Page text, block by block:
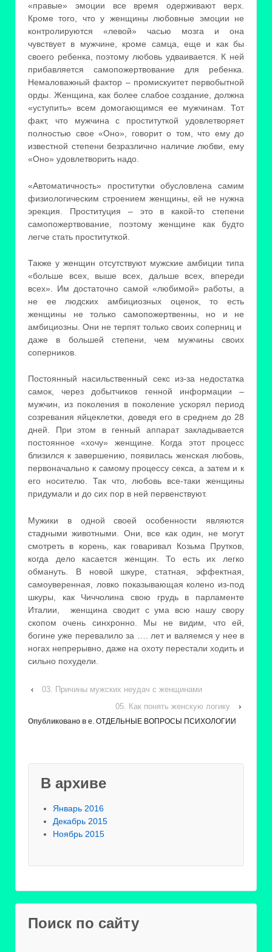
«правые» эмоции все время одерживают верх.
Кроме того, что у женщины любовные эмоции не
контролируются «левой» часью мозга и она
чувствует в мужчине, кроме самца, еще и как бы
своего ребенка, поэтому любовь удваивается. К ней
прибавляется самопожертвование для ребенка.
Немаловажный фактор – промискуитет первобытной
орды. Женщина, как более слабое создание, должна
«уступить» всем домогающимся ее мужчинам. Тот
факт, что мужчина с проституткой удовлетворяет
полностью свое «Оно», говорит о том, что ему до
известной степени безразлично наличие любви, ему
«Оно» удовлетворить надо.
«Автоматичность» проститутки обусловлена самим
физиологическим строением женщины, ей не нужна
эрекция. Проституция – это в какой-то степени
самопожертвование, поэтому женщине как будто
легче стать проституткой.
Также у женщин отсутствуют мужские амбиции типа
«больше всех, выше всех, дальше всех, впереди
всех». Им достаточно самой «любимой» работы, а
не ее людских амбициозных оценок, то есть
женщины не только самопожертвенны, но и не
амбициозны. Они не терпят только своих соперниц и
даже в большей степени, чем мужчины своих
соперников.
Постоянный насильственный секс из-за недостатка
самок, через добытчиков генной информации –
мужчин, из поколения в поколение ускорял период
созревания яйцеклетки, доведя его в среднем до 28
дней. При этом в генный аппарат закладывается
постоянное «хочу» женщине. Когда этот процесс
близился к завершению, появилась женская любовь,
первоначально к самому процессу секса, а затем и к
его носителю. Так что, любовь все-таки женщины
придумали и до сих пор в ней первенствуют.
Мужики в одной своей особенности являются
стадными животными. Они, все как один, не могут
смотреть в корень, как говаривал Козьма Прутков,
когда дело касается женщин. То есть их легко
обмануть. В новой шкуре, статная, эффектная,
самоуверенная, ловко показывающая колено из-под
шкуры, как Чиччолина свою грудь в парламенте
Италии, женщина сводит с ума всю нашу свору
скопом очень синхронно. Мы не видим, что ей,
богине уже перевалило за …. лет и валяемся у нее в
ногах непрерывно, даже на охоту перестали ходить и
сильно похудели.
‹
03. Причины мужских неудач с женщинами
05. Как понять женскую логику
›
Опубликовано в е. ОТДЕЛЬНЫЕ ВОПРОСЫ ПСИХОЛОГИИ
В архиве
Январь 2016
Декабрь 2015
Ноябрь 2015
Поиск по сайту